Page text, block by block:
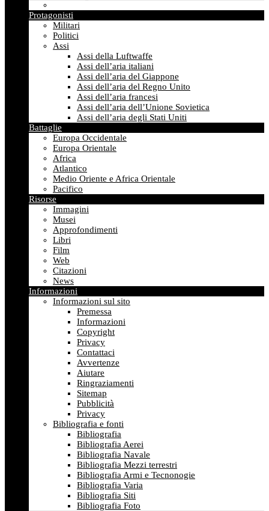
Protagonisti
Militari
Politici
Assi
Assi della Luftwaffe
Assi dell’aria italiani
Assi dell’aria del Giappone
Assi dell’aria del Regno Unito
Assi dell’aria francesi
Assi dell’aria dell’Unione Sovietica
Assi dell’aria degli Stati Uniti
Battaglie
Europa Occidentale
Europa Orientale
Africa
Atlantico
Medio Oriente e Africa Orientale
Pacifico
Risorse
Immagini
Musei
Approfondimenti
Libri
Film
Web
Citazioni
News
Informazioni
Informazioni sul sito
Premessa
Informazioni
Copyright
Privacy
Contattaci
Avvertenze
Aiutare
Ringraziamenti
Sitemap
Pubblicità
Privacy
Bibliografia e fonti
Bibliografia
Bibliografia Aerei
Bibliografia Navale
Bibliografia Mezzi terrestri
Bibliografia Armi e Tecnonogie
Bibliografia Varia
Bibliografia Siti
Bibliografia Foto